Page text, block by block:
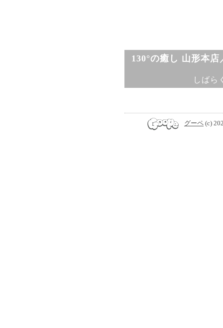
130°の癒し 山形本
しばら
グーペ (c)